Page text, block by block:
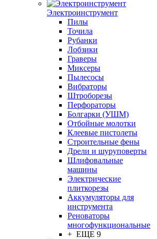
Электроинструмент
Пилы
Точила
Рубанки
Лобзики
Граверы
Миксеры
Пылесосы
Вибраторы
Штроборезы
Перфораторы
Болгарки (УШМ)
Отбойные молотки
Клеевые пистолеты
Строительные фены
Дрели и шуруповерты
Шлифовальные
машины
Электрические
плиткорезы
Аккумуляторы для
инструмента
Реноваторы
многофункциональные
+ ЕЩЕ 9